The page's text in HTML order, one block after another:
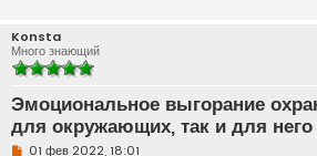
Konsta
Много знающий
Эмоциональное выгорание
для окружающих, так и для него
Н01 фев 2022, 18:01